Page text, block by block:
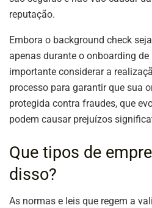
reputação.
Embora o background check
apenas durante o onboarding de
importante considerar a
processo para garantir que sua
protegida contra fraudes, que
podem causar prejuízos
Que tipos de
disso?
As normas e leis que regem a